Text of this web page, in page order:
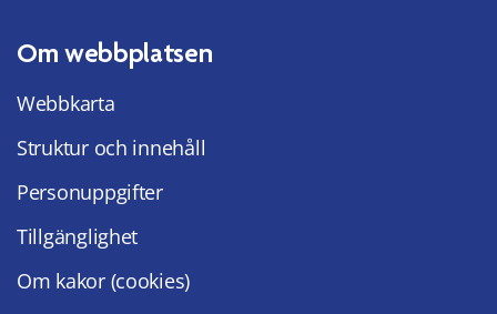
Om webbplatsen
Webbkarta
Struktur och innehåll
Personuppgifter
Tillgänglighet
Om kakor (cookies)